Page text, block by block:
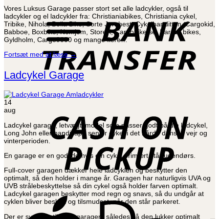
Vores Luksus Garage passer stort set alle ladcykler, også til
ladcykler og el ladcykler fra: Christianiabikes, Christiania cykel,
Tribike, Nihola, Bella Bike, Sorte Jernhest, Cykelbanditten, Cargokid,
Babboe, Boxbike, Nemjem, StoreX, Cargobike.se, Barner bikes,
Gyldholm, Cargo9000 og mange flere…
Fortsæt med at læse→
Ladcykel Garage
14
aug
Ladcykel garage, letvægtsmodel som passer godt på din ladcykel,
Long John eller handicap / senior cykel i det hårde danske vejr og
vinterperioden.
En garage er en god ide hvis din cykel primært står udendørs.
Full-cover garagen dækker hele ladcyklen og beskytter den
optimalt, så den holder i mange år. Garagen har naturligvis UVA og
UVB strålebeskyttelse så din cykel også holder farven optimalt.
Ladcykel garagen beskytter mod regn og snavs, så du undgår at
cyklen bliver beskidt og tilsmudset, når den står parkeret.
Der er syet elastik ind i garagen, således så den lukker optimalt